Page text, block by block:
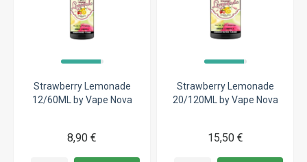
Strawberry Lemonade
12/60ML by Vape Nova
8,90 €
Strawberry Lemonade
20/120ML by Vape Nova
15,50 €